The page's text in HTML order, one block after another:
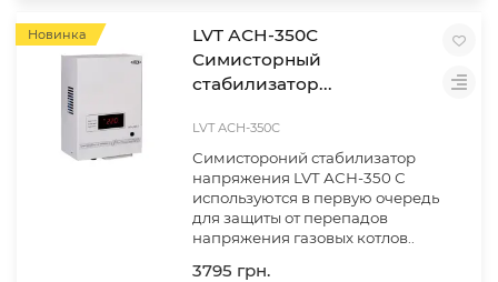
Новинка
LVT АСН-350С
Симисторный
стабилизатор...
LVT АСН-350С
Симистороний стабилизатор
напряжения LVT АСН-350 С
используются в первую очередь
для защиты от перепадов
напряжения газовых котлов..
3795 грн.